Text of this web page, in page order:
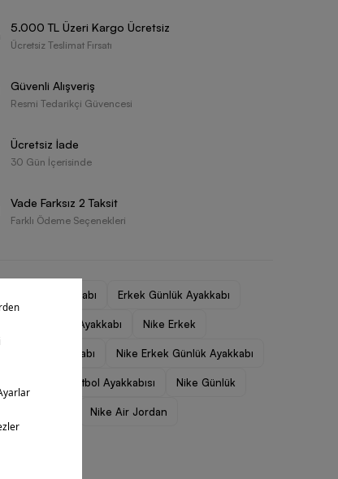
5.000 TL Üzeri Kargo Ücretsiz
Ücretsiz Teslimat Fırsatı
Güvenli Alışveriş
Resmi Tedarikçi Güvencesi
Ücretsiz İade
30 Gün İçerisinde
Vade Farksız 2 Taksit
Farklı Ödeme Seçenekleri
Erkek Spor Ayakkabı Erkek Günlük Ayakkabı
Erkek Basketbol Ayakkabı Nike Erkek
Nike Erkek Ayakkabı Nike Erkek Günlük Ayakkabı
Nike Erkek Basketbol Ayakkabısı Nike Günlük
Nike Air Jordan